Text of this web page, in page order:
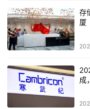
还有以实时数据通路厂
的API对接经验，但没办
构，并且围绕AI构建独
是一个通用模型，而是
文管理的“辅助智能”。
存
厦
成